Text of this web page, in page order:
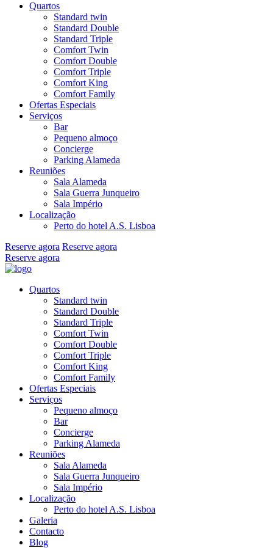
Quartos
Standard twin
Standard Double
Standard Triple
Comfort Twin
Comfort Double
Comfort Triple
Comfort King
Comfort Family
Ofertas Especiais
Serviços
Bar
Pequeno almoço
Concierge
Parking Alameda
Reuniões
Sala Alameda
Sala Guerra Junqueiro
Sala Império
Localização
Perto do hotel A.S. Lisboa
Reserve agora Reserve agora
Reserve agora
Quartos
Standard twin
Standard Double
Standard Triple
Comfort Twin
Comfort Double
Comfort Triple
Comfort King
Comfort Family
Ofertas Especiais
Serviços
Pequeno almoço
Bar
Concierge
Parking Alameda
Reuniões
Sala Alameda
Sala Guerra Junqueiro
Sala Império
Localização
Perto do hotel A.S. Lisboa
Galeria
Contacto
Blog